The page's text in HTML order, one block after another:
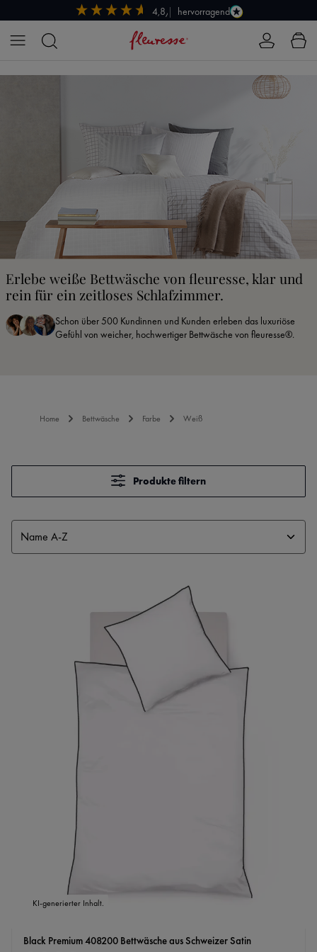
Zum Hauptinhalt springen hervorragend
4,8/5
Erlebe weiße Bettwäsche von fleuresse, klar und
rein für ein zeitloses Schlafzimmer.
Schon über 500 Kundinnen und Kunden erleben das luxuriöse
Gefühl von weicher, hochwertiger Bettwäsche von fleuresse®.
Home Bettwäsche Farbe Weiß
Produkte filtern
KI-generierter Inhalt.
Black Premium 408200 Bettwäsche aus Schweizer Satin